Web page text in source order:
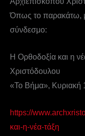
Όπως το παρακάτω,
σύνδεσμο:
Η Ορθοδοξία και η
Χριστόδουλου
«To Βήμα», Κυριακή
https://
και-η-νέα-τάξη